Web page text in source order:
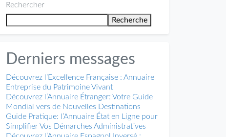
Rechercher
Recherche
Derniers messages
Découvrez l’Excellence Française : Annuaire
Entreprise du Patrimoine Vivant
Découvrez l’Annuaire Étranger: Votre Guide
Mondial vers de Nouvelles Destinations
Guide Pratique: l’Annuaire État en Ligne pour
Simplifier Vos Démarches Administratives